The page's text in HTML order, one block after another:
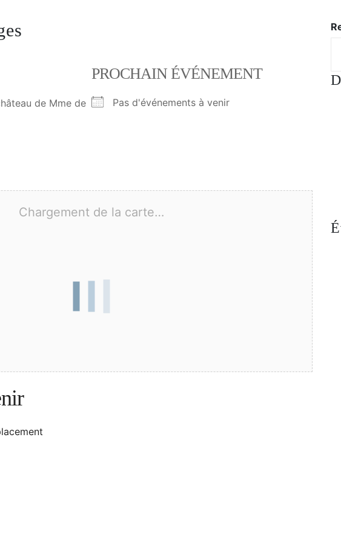
de Mme de
PROCHAIN ÉVÉNEMENT
Pas d'événements à venir
Chargement de la carte…